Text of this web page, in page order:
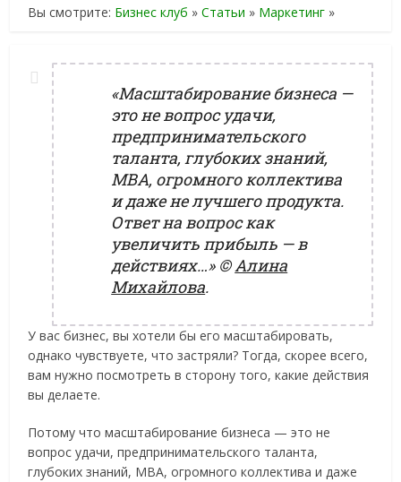
Вы смотрите: Бизнес клуб »Статьи » Маркетинг »
«Масштабирование бизнеса —
это не вопрос удачи,
предпринимательского
таланта, глубоких знаний,
МВА, огромного коллектива
и даже не лучшего продукта.
Ответ на вопрос как
увеличить прибыль — в
действиях…»©Алина
Михайлова.
У вас бизнес, вы хотели бы его масштабировать,
однако чувствуете, что застряли? Тогда, скорее всего,
вам нужно посмотреть в сторону того, какие действия
вы делаете.
Потому что масштабирование бизнеса — это не
вопрос удачи, предпринимательского таланта,
глубоких знаний, МВА, огромного коллектива и даже